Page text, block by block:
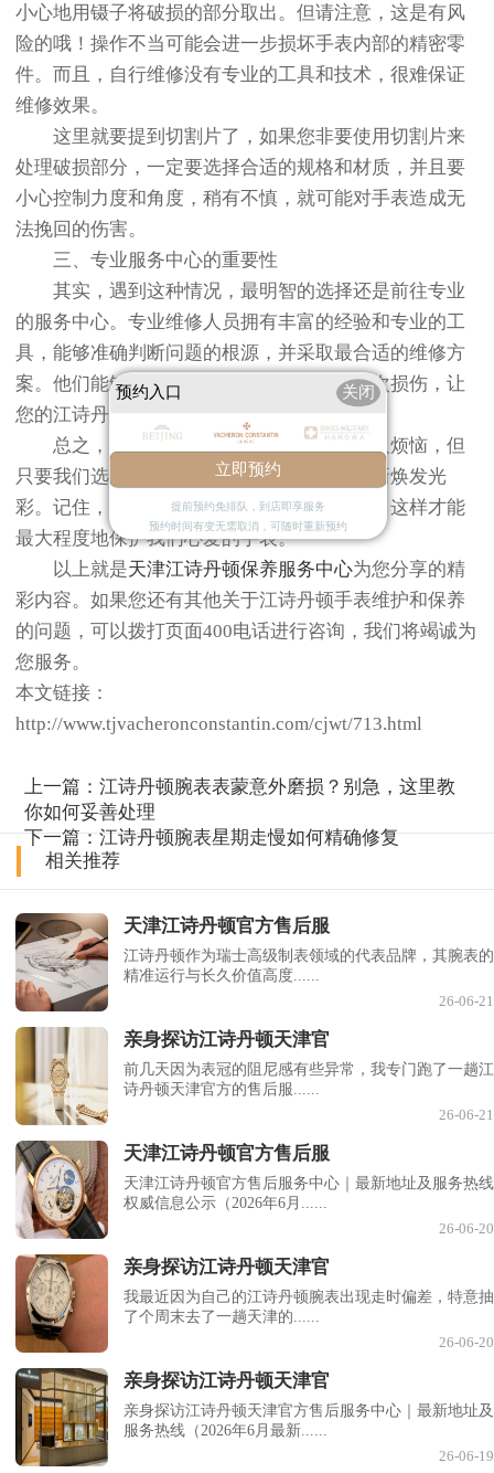
小心地用镊子将破损的部分取出。但请注意，这是有风
险的哦！操作不当可能会进一步损坏手表内部的精密零
件。而且，自行维修没有专业的工具和技术，很难保证
维修效果。
这里就要提到切割片了，如果您非要使用切割片来
处理破损部分，一定要选择合适的规格和材质，并且要
小心控制力度和角度，稍有不慎，就可能对手表造成无
法挽回的伤害。
三、专业服务中心的重要性
其实，遇到这种情况，最明智的选择还是前往专业
的服务中心。专业维修人员拥有丰富的经验和专业的工
具，能够准确判断问题的根源，并采取最合适的维修方
案。他们能够确保手表在维修过程中不受二次损伤，让
您的江诗丹顿手表恢复如初。
总之，江诗丹顿手表日历框破损虽然让人烦恼，但
只要我们选择正确的处理方式，就能让它重新焕发光
彩。记住，专业的事还是交给专业的人来做，这样才能
最大程度地保护我们心爱的手表。
以上就是天津江诗丹顿保养服务中心为您分享的精
彩内容。如果您还有其他关于江诗丹顿手表维护和保养
的问题，可以拨打页面400电话进行咨询，我们将竭诚为
您服务。
本文链接：
http://www.tjvacheronconstantin.com/cjwt/713.html
上一篇：江诗丹顿腕表表蒙意外磨损？别急，这里教
你如何妥善处理
下一篇：江诗丹顿腕表星期走慢如何精确修复
相关推荐
天津江诗丹顿官方售后服
江诗丹顿作为瑞士高级制表领域的代表品牌，其腕表的
精准运行与长久价值高度......
26-06-21
亲身探访江诗丹顿天津官
前几天因为表冠的阻尼感有些异常，我专门跑了一趟江
诗丹顿天津官方的售后服......
26-06-21
天津江诗丹顿官方售后服
天津江诗丹顿官方售后服务中心｜最新地址及服务热线
权威信息公示（2026年6月......
26-06-20
亲身探访江诗丹顿天津官
我最近因为自己的江诗丹顿腕表出现走时偏差，特意抽
了个周末去了一趟天津的......
26-06-20
亲身探访江诗丹顿天津官
亲身探访江诗丹顿天津官方售后服务中心｜最新地址及
服务热线（2026年6月最新......
26-06-19
预约入口 关闭
立即预约
提前预约免排队，到店即享服务
预约时间有变无需取消，可随时重新预约